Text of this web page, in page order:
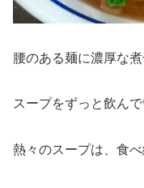
腰のある麺に濃厚な煮
スープをずっと飲ん
熱々のスープは、食